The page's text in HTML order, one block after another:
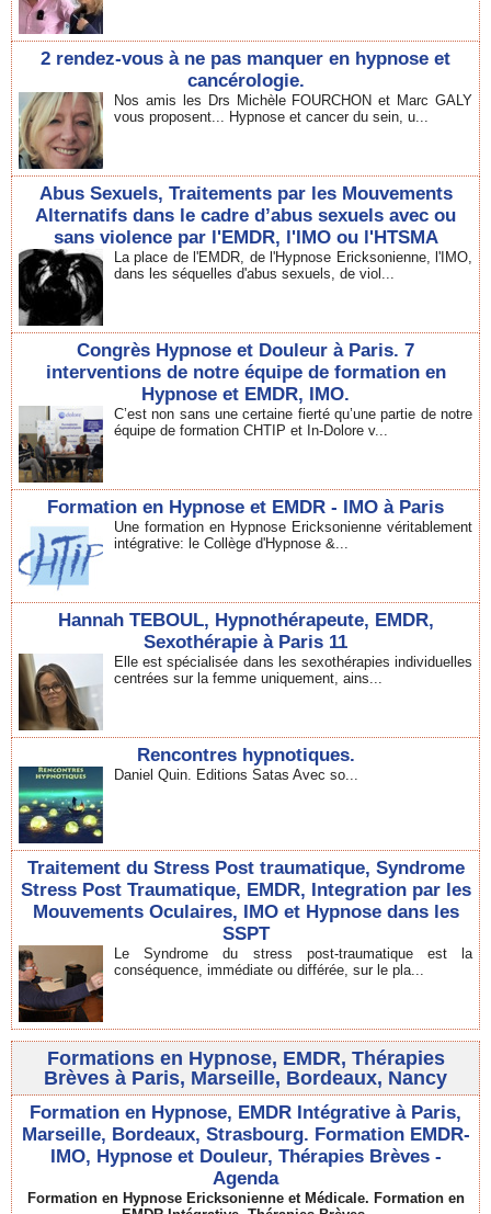
2 rendez-vous à ne pas manquer en hypnose et
cancérologie.
Nos amis les Drs Michèle FOURCHON et Marc GALY
vous proposent... Hypnose et cancer du sein, u...
Abus Sexuels, Traitements par les Mouvements
Alternatifs dans le cadre d’abus sexuels avec ou
sans violence par l'EMDR, l'IMO ou l'HTSMA
La place de l'EMDR, de l'Hypnose Ericksonienne, l'IMO,
dans les séquelles d'abus sexuels, de viol...
Congrès Hypnose et Douleur à Paris. 7
interventions de notre équipe de formation en
Hypnose et EMDR, IMO.
C’est non sans une certaine fierté qu’une partie de notre
équipe de formation CHTIP et In-Dolore v...
Formation en Hypnose et EMDR - IMO à Paris
Une formation en Hypnose Ericksonienne véritablement
intégrative: le Collège d'Hypnose &...
Hannah TEBOUL, Hypnothérapeute, EMDR,
Sexothérapie à Paris 11
Elle est spécialisée dans les sexothérapies individuelles
centrées sur la femme uniquement, ains...
Rencontres hypnotiques.
Daniel Quin. Editions Satas Avec so...
Traitement du Stress Post traumatique, Syndrome
Stress Post Traumatique, EMDR, Integration par les
Mouvements Oculaires, IMO et Hypnose dans les
SSPT
Le Syndrome du stress post-traumatique est la
conséquence, immédiate ou différée, sur le pla...
Formations en Hypnose, EMDR, Thérapies
Brèves à Paris, Marseille, Bordeaux, Nancy
Formation en Hypnose, EMDR Intégrative à Paris,
Marseille, Bordeaux, Strasbourg. Formation EMDR-
IMO, Hypnose et Douleur, Thérapies Brèves -
Agenda
Formation en Hypnose Ericksonienne et Médicale. Formation en